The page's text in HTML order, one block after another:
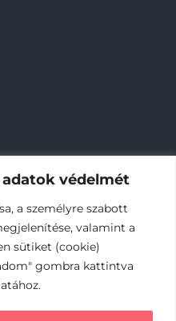
védelmét
a személyre szabott
valamint a
sütiket (cookie)
gombra kattintva
Nagy Tímea © Minden
Payment Zrt. biztosítja,